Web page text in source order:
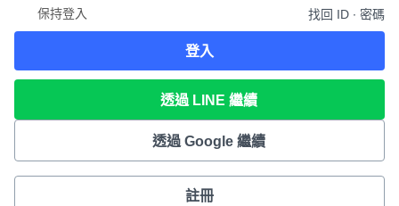
保持登入 找回 ID ∙ 密碼
登入
透過 LINE 繼續
透過 Google 繼續
註冊